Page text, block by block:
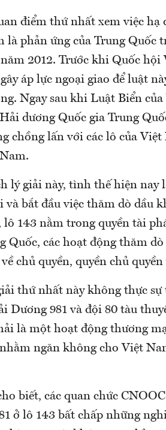
điểm thứ nhất xem việc hạ
là phản ứng của Trung Quốc
2012. Trước khi Quốc
áp lực ngoại giao để luật
Ngay sau khi Luật Biển
dương Quốc gia Trung
chồng lấn với các lô của
lý giải này, tình thế hiện nay
và bắt đầu việc thăm dò dầu
lô 143 nằm trong quyền tài
Quốc, các hoạt động thăm
chủ quyền, quyền chủ
thứ nhất này không thực
Dương 981 và đội 80 tàu
là một hoạt động thương
ngăn không cho Việt
biết, các quan chức
ở lô 143 bất chấp những